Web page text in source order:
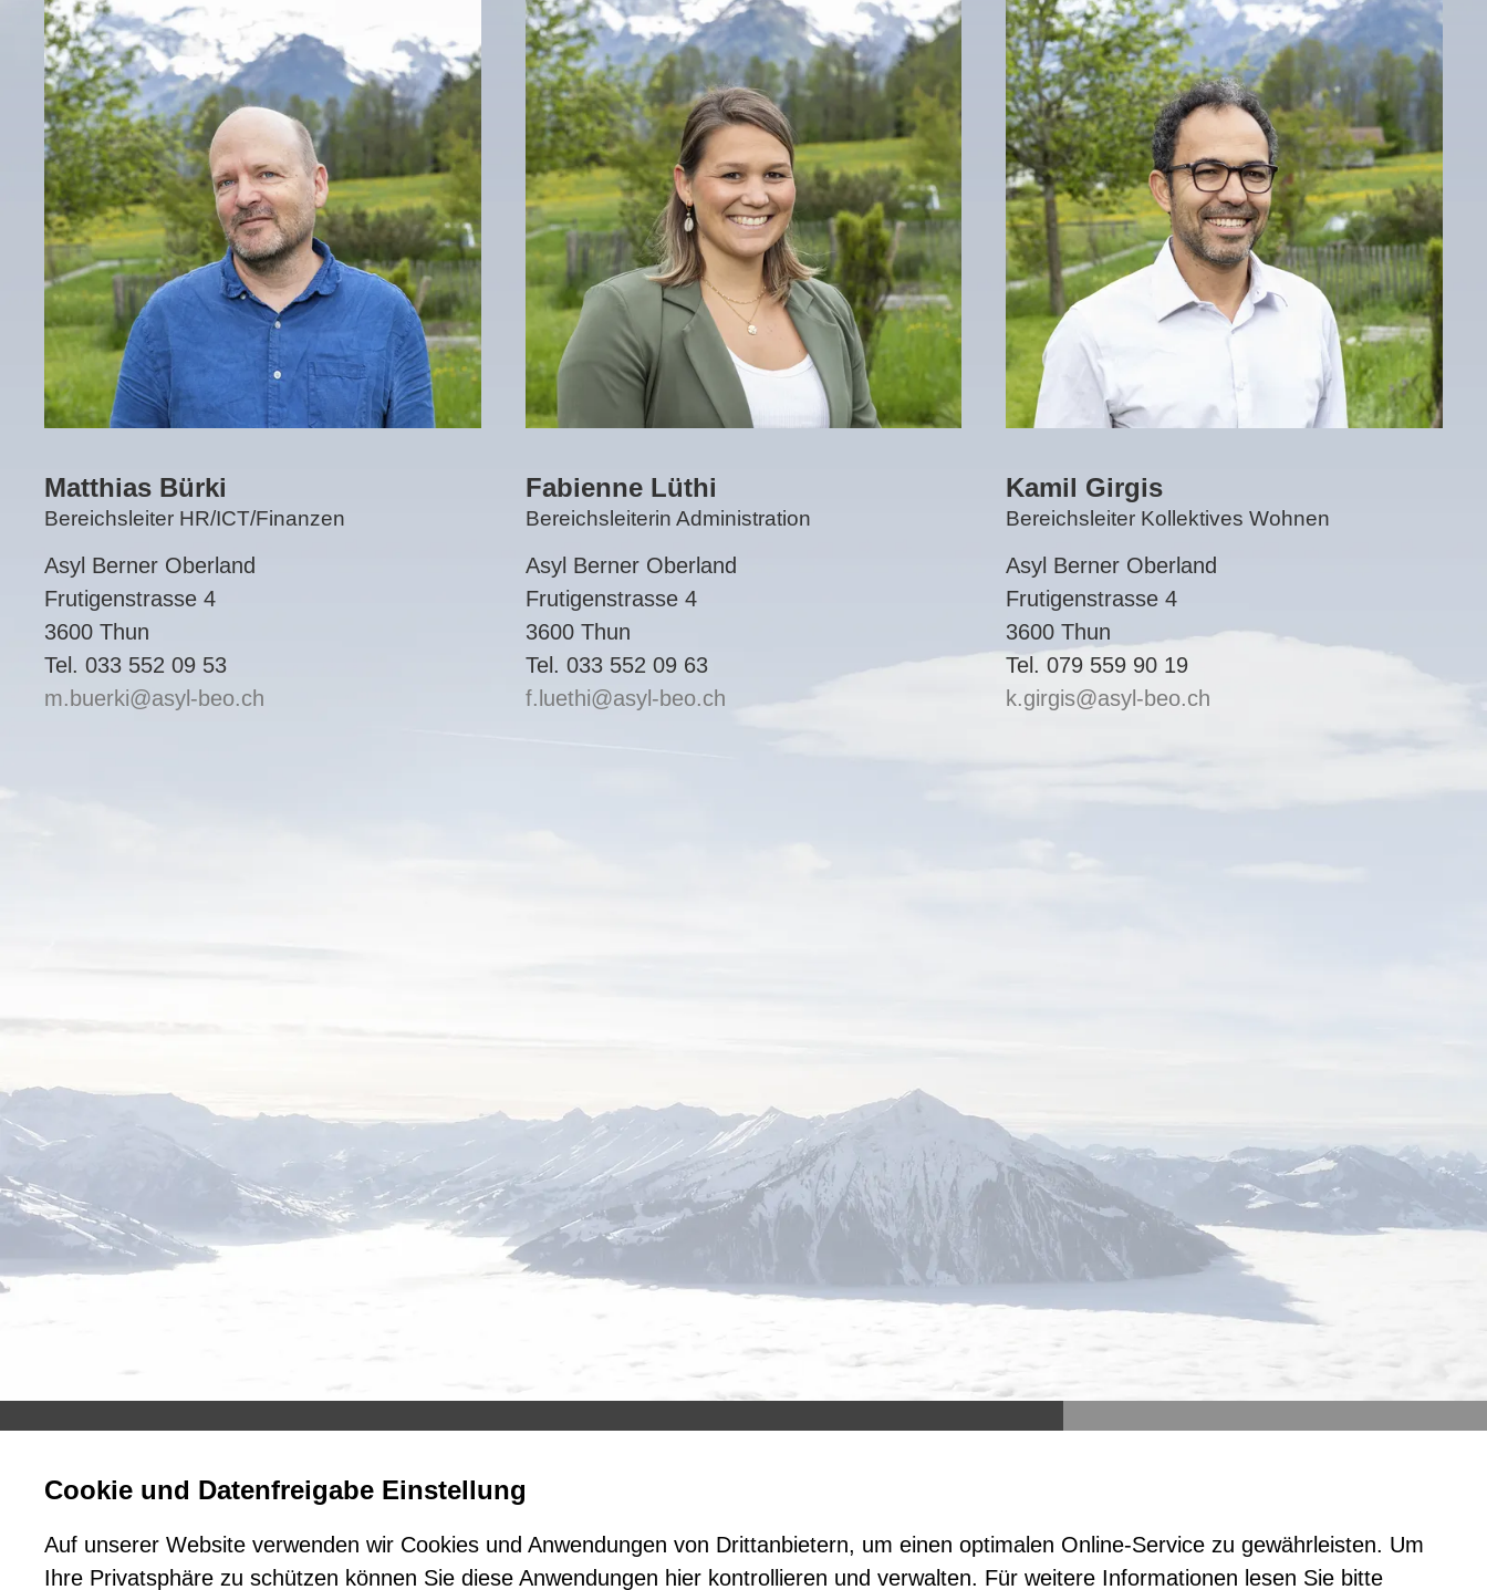
Matthias Bürki
Bereichsleiter HR/ICT/Finanzen
Asyl Berner Oberland
Frutigenstrasse 4
3600 Thun
Tel. 033 552 09 53
m.buerki
asyl-beo.ch
Fabienne Lüthi
Bereichsleiterin Administration
Asyl Berner Oberland
Frutigenstrasse 4
3600 Thun
Tel. 033 552 09 63
f.luethi
asyl-beo.ch
Kamil Girgis
Bereichsleiter Kollektives Wohnen
Asyl Berner Oberland
Frutigenstrasse 4
3600 Thun
Tel. 079 559 90 19
k.girgis
asyl-beo.ch
ku matten
ku grindelwald
ku ringgenberg
karte laden
Cookie und Datenfreigabe Einstellung
Auf unserer Website verwenden wir Cookies und Anwendungen von Drittanbietern, um einen optimalen Online-Service zu gewährleisten. Um
Ihre Privatsphäre zu schützen können Sie diese Anwendungen hier kontrollieren und verwalten. Für weitere Informationen lesen Sie bitte